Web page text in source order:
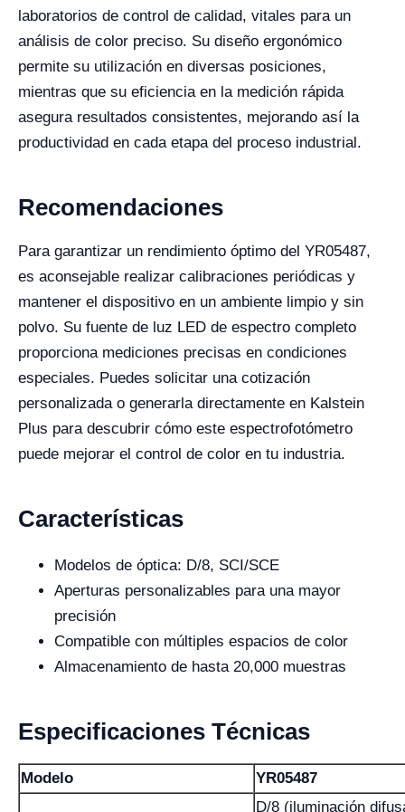
laboratorios de control de calidad, vitales para un
análisis de color preciso. Su diseño ergonómico
permite su utilización en diversas posiciones,
mientras que su eficiencia en la medición rápida
asegura resultados consistentes, mejorando así la
productividad en cada etapa del proceso industrial.
Recomendaciones
Para garantizar un rendimiento óptimo del YR05487,
es aconsejable realizar calibraciones periódicas y
mantener el dispositivo en un ambiente limpio y sin
polvo. Su fuente de luz LED de espectro completo
proporciona mediciones precisas en condiciones
especiales. Puedes solicitar una cotización
personalizada o generarla directamente en Kalstein
Plus para descubrir cómo este espectrofotómetro
puede mejorar el control de color en tu industria.
Características
Modelos de óptica: D/8, SCI/SCE
Aperturas personalizables para una mayor
precisión
Compatible con múltiples espacios de color
Almacenamiento de hasta 20,000 muestras
Especificaciones Técnicas
Modelo
YR05487
D/8 (iluminación